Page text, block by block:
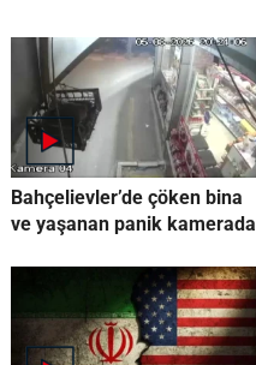
Bahçelievler’de çöken bina
ve yaşanan panik kamerada